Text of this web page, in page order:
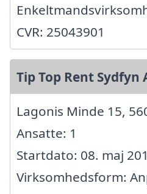
CVR: 25043901
Tip Top Rent Sydfyn
Lagonis Minde 15,
Ansatte: 1
Startdato: 08. maj
Virksomhedsform: